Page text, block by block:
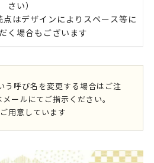
さい）
はデザインによりスペース等に
く場合もございます
う呼び名を変更する場合はご注
ールにてご指示ください。
用意しています